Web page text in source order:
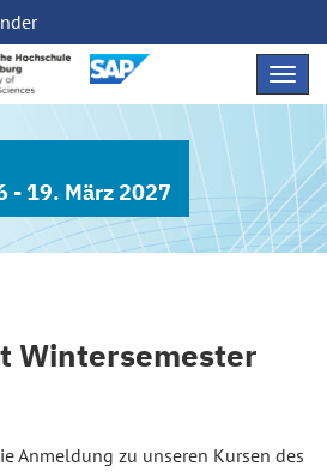
- 19. März 2027
Wintersemester
Anmeldung zu unseren Kursen des